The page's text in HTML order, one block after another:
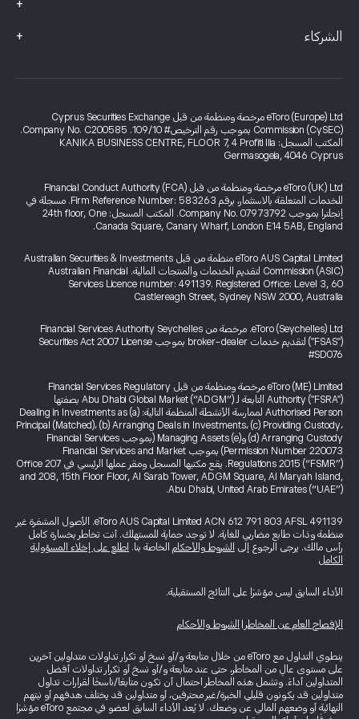
+
الشركاء +
eToro (Europe) Ltd مرخصة ومنظمة من قبل Cyprus Securities Exchange
Commission (CySEC) بموجب رقم الترخيص# 109/10. Company No. C200585.
المكتب المسجل: KANIKA BUSINESS CENTRE, FLOOR 7, 4 Profiti Ilia
Germasogeia, 4046 Cyprus
eToro (UK) Ltd مرخصة ومنظمة من قبل Financial Conduct Authority (FCA)
للخدمات المتعلقة بالاستثمار، برقم Firm Reference Number: 583263. مسجلة في
إنجلترا بموجب Company No. 07973792. المكتب المسجل: 24th floor, One
Canada Square, Canary Wharf, London E14 5AB, England.
eToro AUS Capital Limited منظمة من قبل Australian Securities & Investments
Commission (ASIC) لتقديم الخدمات والمنتجات المالية. Australian Financial
Services Licence number: 491139. Registered Office: Level 3, 60
Castlereagh Street, Sydney NSW 2000, Australia
eToro (Seychelles) Ltd. مرخصة من Financial Services Authority Seychelles
("FSAS") لتقديم خدمات broker-dealer بموجب Securities Act 2007 License
#SD076
eToro (ME) Limited مرخصة ومنظمة من قبل Financial Services Regulatory
Authority ("FSRA") التابعة لـ Abu Dhabi Global Market (“ADGM”) بصفتها
Authorised Person لممارسة الأنشطة المنظمة التالية: (a) Dealing in Investments as
Principal (Matched)، (b) Arranging Deals in Investments، (c) Providing Custody،
(d) Arranging Custody و(e) Managing Assets (بموجب Financial Services
Permission Number 220073) بموجب Financial Services and Market
Regulations 2015 (“FSMR”). يقع مكتبها المسجل ومقر عملها الرئيسي في Office 207
and 208, 15th Floor Floor, Al Sarab Tower, ADGM Square, Al Maryah Island,
Abu Dhabi, United Arab Emirates (“UAE”).
eToro AUS Capital Limited ACN 612 791 803 AFSL 491139. الأصول المشفرة غير
منظمة وذات طابع مضاربي للغاية. لا توجد حماية للمستهلك. أنت تخاطر بخسارة كامل
رأس مالك. يرجى الرجوع إلى الشروط والأحكام الخاصة بنا. اطلع على إخلاء المسؤولية
الكامل
الأداء السابق ليس مؤشرًا على النتائج المستقبلية.
الإفصاح العام عن المخاطر الشروط والأحكام
ينطوي التداول مع eToro من خلال متابعة و/أو نسخ أو تكرار تداولات متداولين آخرين
على مستوى عالٍ من المخاطر، حتى عند متابعة و/أو نسخ أو تكرار تداولات أفضل
المتداولين أداءً. وتشمل هذه المخاطر احتمال أن تكون متابعًا/ناسخًا لقرارات تداول
متداولين قد يكونون قليلي الخبرة/غير محترفين، أو متداولين قد يختلف هدفهم أو نيتهم
النهائية أو وضعهم المالي عن وضعك. لا يُعد الأداء السابق لعضو في مجتمع eToro مؤشرًا